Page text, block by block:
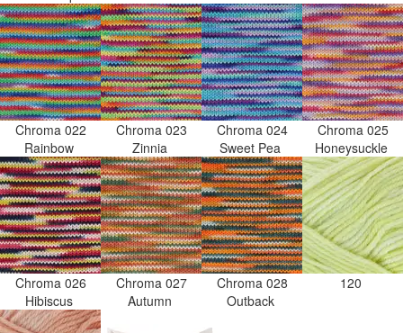
Chroma 022
Rainbow
Chroma 023
Zinnia
Chroma 024
Sweet Pea
Chroma 025
Honeysuckle
Chroma 026
Hibiscus
Chroma 027
Autumn
Chroma 028
Outback
120